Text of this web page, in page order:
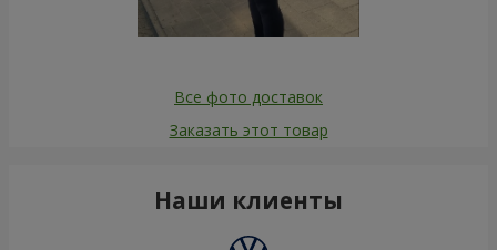
Все фото доставок
Заказать этот товар
Наши клиенты